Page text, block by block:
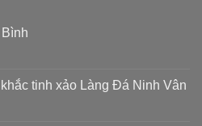
tinh xảo Làng Đá Ninh Vân